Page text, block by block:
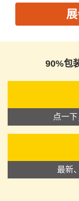
90%包
点一
最新